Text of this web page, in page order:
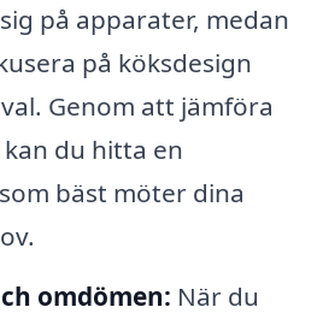
på apparater, medan
på köksdesign
Genom att jämföra
du hitta en
bäst möter dina
omdömen: När du